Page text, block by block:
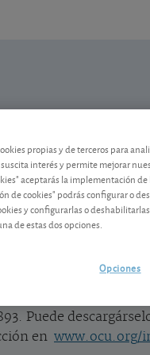
lectura: 1 min.
¡Ya
Si
Puede
en www.ocu.org/
propias y de terceros para
interés y permite mejorar
aceptarás la implementación
de cookies" podrás configurar o
y configurarlas o
de estas dos opciones.
Opciones